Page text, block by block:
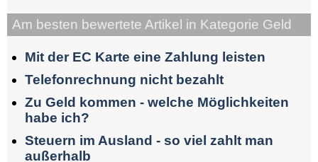
Am besten bewertete Artikel in Kategorie Geld
Mit der EC Karte eine Zahlung leisten
Telefonrechnung nicht bezahlt
Zu Geld kommen - welche Möglichkeiten
habe ich?
Steuern im Ausland - so viel zahlt man
außerhalb